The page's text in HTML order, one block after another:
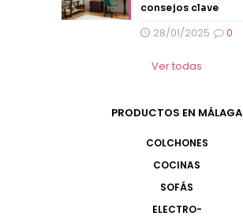
consejos clave
28/01/2025 0
Ver todas
PRODUCTOS EN MÁLAGA
COLCHONES
COCINAS
SOFÁS
ELECTRO-